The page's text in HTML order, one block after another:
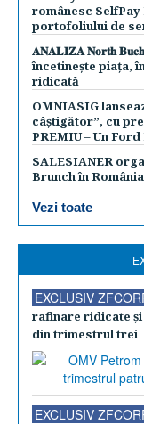
românesc
portofoliului de
𝐀𝐍𝐀𝐋𝐈𝐙𝐀 𝐍𝐨𝐫𝐭𝐡
încetinește piața,
ridicată
OMNIASIG
câștigător”, cu
PREMIU – Un
SALESIANER
Brunch în România
Vezi toate
EXCLUSIV
rafinare ridicate
din trimestrul trei
EXCLUSIV